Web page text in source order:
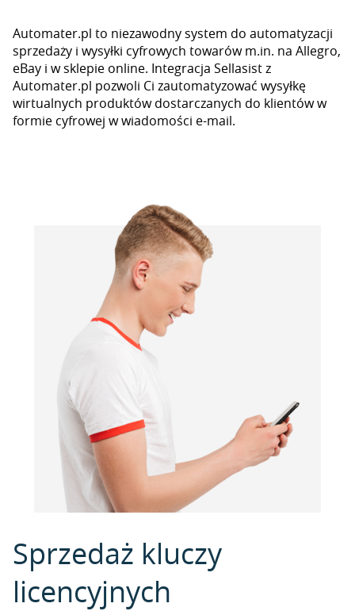
Automater.pl to niezawodny system do automatyzacji
sprzedaży i wysyłki cyfrowych towarów m.in. na Allegro,
eBay i w sklepie online. Integracja Sellasist z
Automater.pl pozwoli Ci zautomatyzować wysyłkę
wirtualnych produktów dostarczanych do klientów w
formie cyfrowej w wiadomości e-mail.
Sprzedaż kluczy
licencyjnych